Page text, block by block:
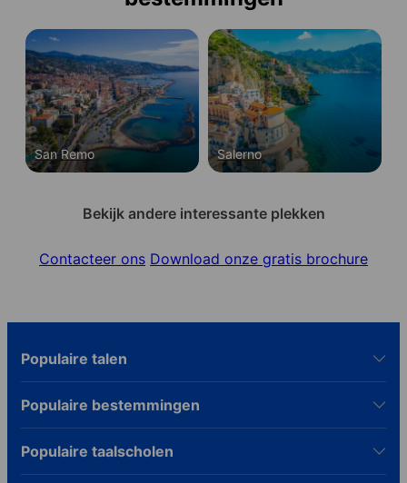
San Remo Salerno
Bekijk andere interessante plekken
Contacteer ons Download onze gratis brochure
Populaire talen
Populaire bestemmingen
Populaire taalscholen